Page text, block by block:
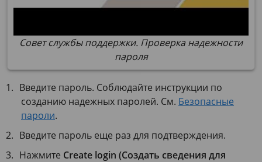
Совет службы поддержки. Проверка надежности
пароля
Введите пароль. Соблюдайте инструкции по
созданию надежных паролей. См. Безопасные
пароли.
Введите пароль еще раз для подтверждения.
Нажмите Create login (Создать сведения для